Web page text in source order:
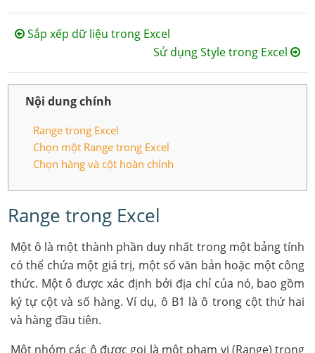
Sắp xếp dữ liệu trong Excel
Sử dụng Style trong Excel
Nội dung chính
Range trong Excel
Chọn một Range trong Excel
Chọn hàng và cột hoàn chỉnh
Range trong Excel
Một ô là một thành phần duy nhất trong một bảng tính
có thể chứa một giá trị, một số văn bản hoặc một công
thức. Một ô được xác định bởi địa chỉ của nó, bao gồm
ký tự cột và số hàng. Ví dụ, ô B1 là ô trong cột thứ hai
và hàng đầu tiên.
Một nhóm các ô được gọi là một phạm vi (Range) trong